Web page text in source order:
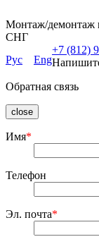
Монтаж/демонтаж
СНГ
Рус
Eng
+7 (812)
Обратная связь
close
Имя*
Телефон
Эл. почта*